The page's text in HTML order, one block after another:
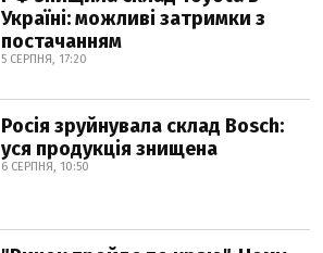
Україні: можливі затримки з
постачанням
5 СЕРПНЯ, 17:20
Росія зруйнувала склад Bosch:
уся продукція знищена
6 СЕРПНЯ, 10:50